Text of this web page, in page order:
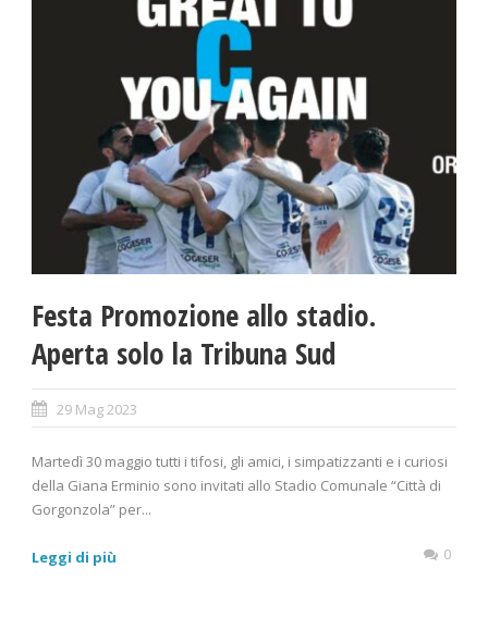
Festa Promozione allo stadio.
Aperta solo la Tribuna Sud
29 Mag 2023
Martedì 30 maggio tutti i tifosi, gli amici, i simpatizzanti e i curiosi
della Giana Erminio sono invitati allo Stadio Comunale “Città di
Gorgonzola” per...
Leggi di più 0